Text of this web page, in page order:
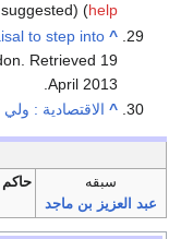
status= suggested) (
2002)."Faisal to step into
Post. London. Retrieved
الاقتصادية : ولي العهد
مناصب
بن ماجد
حاكم منطقة
2013–present